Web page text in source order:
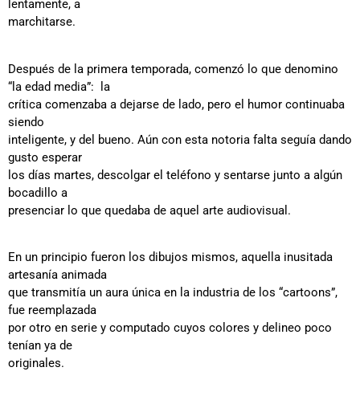
lentamente, a
marchitarse.
Después de la primera temporada, comenzó lo que denomino
“la edad media”: la
crítica comenzaba a dejarse de lado, pero el humor continuaba
siendo
inteligente, y del bueno. Aún con esta notoria falta seguía dando
gusto esperar
los días martes, descolgar el teléfono y sentarse junto a algún
bocadillo a
presenciar lo que quedaba de aquel arte audiovisual.
En un principio fueron los dibujos mismos, aquella inusitada
artesanía animada
que transmitía un aura única en la industria de los “cartoons”,
fue reemplazada
por otro en serie y computado cuyos colores y delineo poco
tenían ya de
originales.